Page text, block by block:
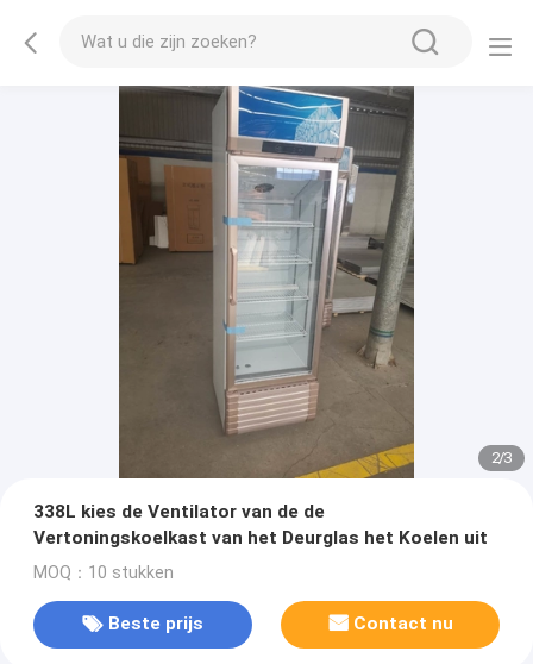
2/3
338L kies de Ventilator van de de
Vertoningskoelkast van het Deurglas het Koelen uit
MOQ：10 stukken
Beste prijs Contact nu